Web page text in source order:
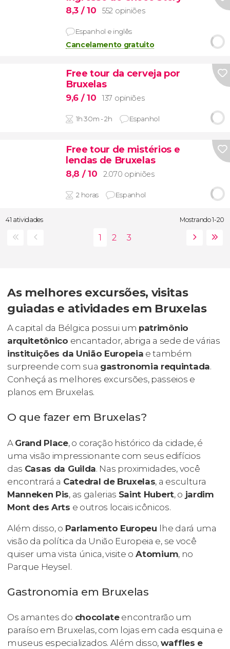
8,3 / 10 552 opiniões
Espanhol e inglês
Cancelamento gratuito
Free tour da cerveja por
Bruxelas
9,6 / 10 137 opiniões
1h 30m - 2h Espanhol
Free tour de mistérios e
lendas de Bruxelas
8,8 / 10 2.070 opiniões
2 horas Espanhol
41 atividades Mostrando 1-20
As melhores excursões, visitas
guiadas e atividades em Bruxelas
A capital da Bélgica possui um patrimônio
arquitetônico encantador, abriga a sede de várias
instituições da União Europeia e também
surpreende com sua gastronomia requintada.
Conheçá as melhores excursões, passeios e
planos em Bruxelas.
O que fazer em Bruxelas?
A Grand Place, o coração histórico da cidade, é
uma visão impressionante com seus edifícios
das Casas da Guilda. Nas proximidades, você
encontrará a Catedral de Bruxelas, a escultura
Manneken Pis, as galerias Saint Hubert, o jardim
Mont des Arts e outros locais icônicos.
Além disso, o Parlamento Europeu lhe dará uma
visão da política da União Europeia e, se você
quiser uma vista única, visite o Atomium, no
Parque Heysel.
Gastronomia em Bruxelas
Os amantes do chocolateencontrarão um
paraíso em Bruxelas, com lojas em cada esquina e
museus especializados. Além disso, waffles e